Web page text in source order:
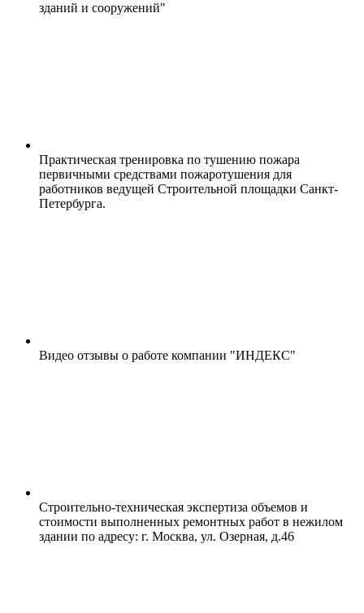
зданий и сооружений"
Практическая тренировка по тушению пожара
первичными средствами пожаротушения для
работников ведущей Строительной площадки Санкт-
Петербурга.
Видео отзывы о работе компании "ИНДЕКС"
Строительно-техническая экспертиза объемов и
стоимости выполненных ремонтных работ в нежилом
здании по адресу: г. Москва, ул. Озерная, д.46